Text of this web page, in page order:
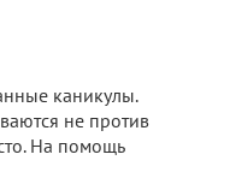
каникулы.
не против
На помощь